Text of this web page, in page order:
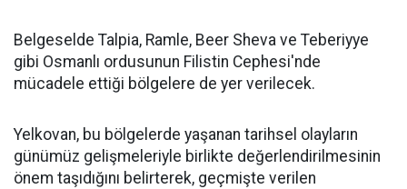
Belgeselde Talpia, Ramle, Beer Sheva ve Teberiyye
gibi Osmanlı ordusunun Filistin Cephesi'nde
mücadele ettiği bölgelere de yer verilecek.
Yelkovan, bu bölgelerde yaşanan tarihsel olayların
günümüz gelişmeleriyle birlikte değerlendirilmesinin
önem taşıdığını belirterek, geçmişte verilen